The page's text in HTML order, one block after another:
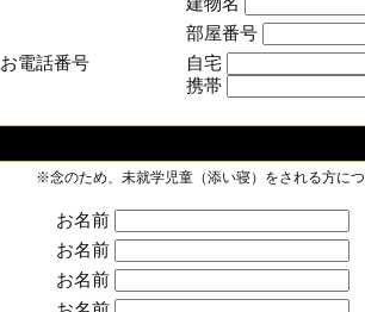
部屋番号
お電話番号
自宅
携帯
※念のため、未就学児童（添い寝）をされる方に
お名前
お名前
お名前